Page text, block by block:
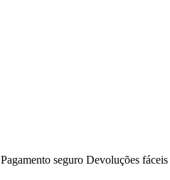
Pagamento seguro Devoluções fáceis